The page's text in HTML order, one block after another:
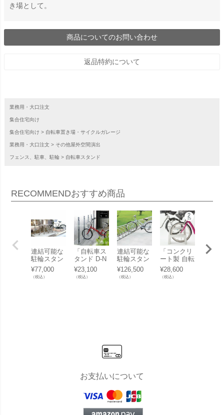
き場として。
商品についてのお問い合わせ
返品特約について
業務用・大口注文
集合住宅向け
集合住宅向け 自転車置き場・サイクルガレージ
業務用・大口注文 その他屋外空間演出
フェンス、駐車、駐輪 自転車スタンド
RECOMMENDおすすめ商品
連結可能な
駐輪スタン
ド「自転車
スタンド サ
イクルレス
¥77,000
（税込）
「自転車ス
タンド D-N
A PR」【１
台用】
¥23,100
（税込）
連結可能な
駐輪スタン
ド「自転車
スタンド サ
イクルレス
¥126,500
（税込）
「コンクリ
ート製 自転
車スタンド
Coco 両面2
台用 アンカ
¥28,600
（税込）
「コ
お支払いについて